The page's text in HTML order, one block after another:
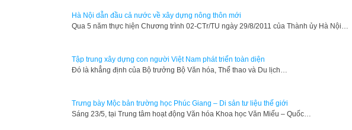
Hà Nội dẫn đầu cả nước về xây dựng nông thôn mới
Qua 5 năm thực hiện Chương trình 02-CTr/TU ngày 29/8/2011 của Thành ủy Hà Nội…
Tập trung xây dựng con người Việt Nam phát triển toàn diện
Đó là khẳng định của Bộ trưởng Bộ Văn hóa, Thể thao và Du lịch…
Trưng bày Mộc bản trường học Phúc Giang – Di sản tư liệu thế giới
Sáng 23/5, tại Trung tâm hoạt động Văn hóa Khoa học Văn Miếu – Quốc…